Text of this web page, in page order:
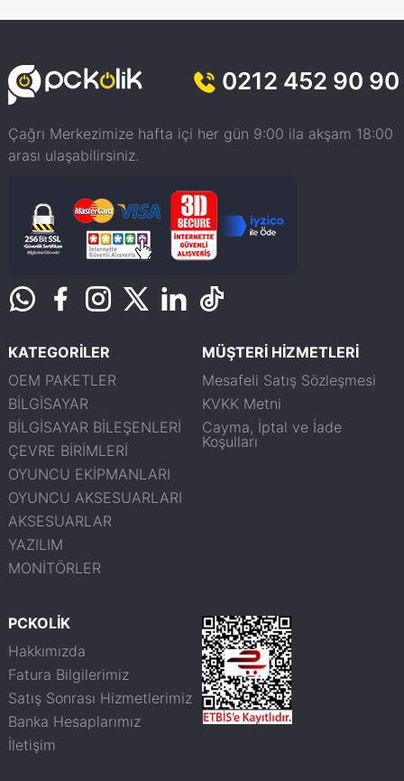
0212 452 90 90
Çağrı Merkezimize hafta içi her gün 9:00 ila akşam 18:00
arası ulaşabilirsiniz.
KATEGORİLER
OEM PAKETLER
BİLGİSAYAR
BİLGİSAYAR BİLEŞENLERİ
ÇEVRE BİRİMLERİ
OYUNCU EKİPMANLARI
OYUNCU AKSESUARLARI
AKSESUARLAR
YAZILIM
MONİTÖRLER
MÜŞTERİ HİZMETLERİ
Mesafeli Satış Sözleşmesi
KVKK Metni
Cayma, İptal ve İade
Koşulları
PCKOLİK
Hakkımızda
Fatura Bilgilerimiz
Satış Sonrası Hizmetlerimiz
Banka Hesaplarımız
İletişim